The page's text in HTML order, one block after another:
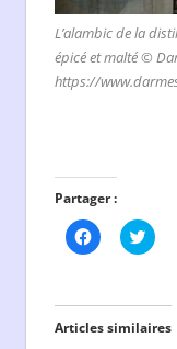
L’alambic de la
épicé et malté ©
https://
Partager :
Cliquez
pour
dans
une
nouvelle
pour
dans
une
Articles similaires